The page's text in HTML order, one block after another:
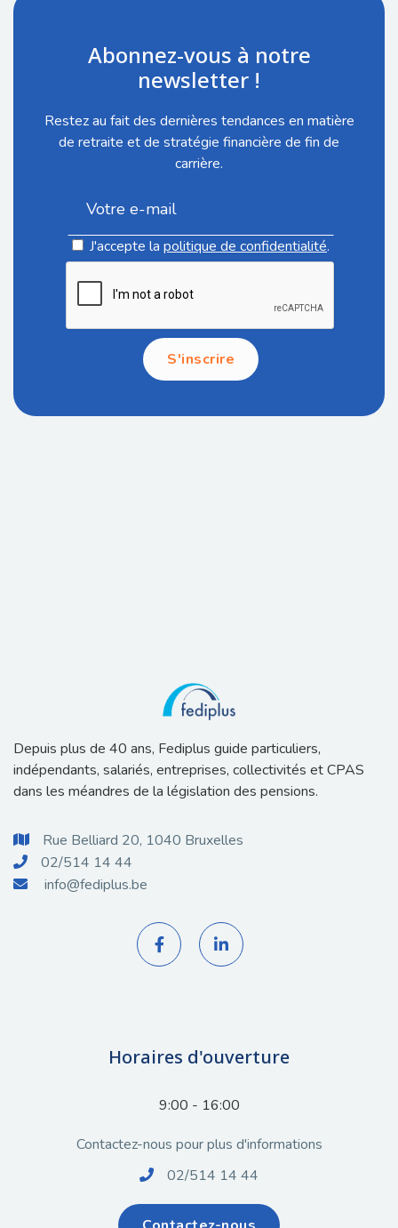
Abonnez-vous à notre
newsletter !
Restez au fait des dernières tendances en matière
de retraite et de stratégie financière de fin de
carrière.
J'accepte la politique de confidentialité.
Depuis plus de 40 ans, Fediplus guide particuliers,
indépendants, salariés, entreprises, collectivités et CPAS
dans les méandres de la législation des pensions.
 Rue Belliard 20, 1040 Bruxelles
 02/514 14 44
 info@fediplus.be
 
Horaires d'ouverture
9:00 - 16:00
Contactez-nous pour plus d'informations
 02/514 14 44